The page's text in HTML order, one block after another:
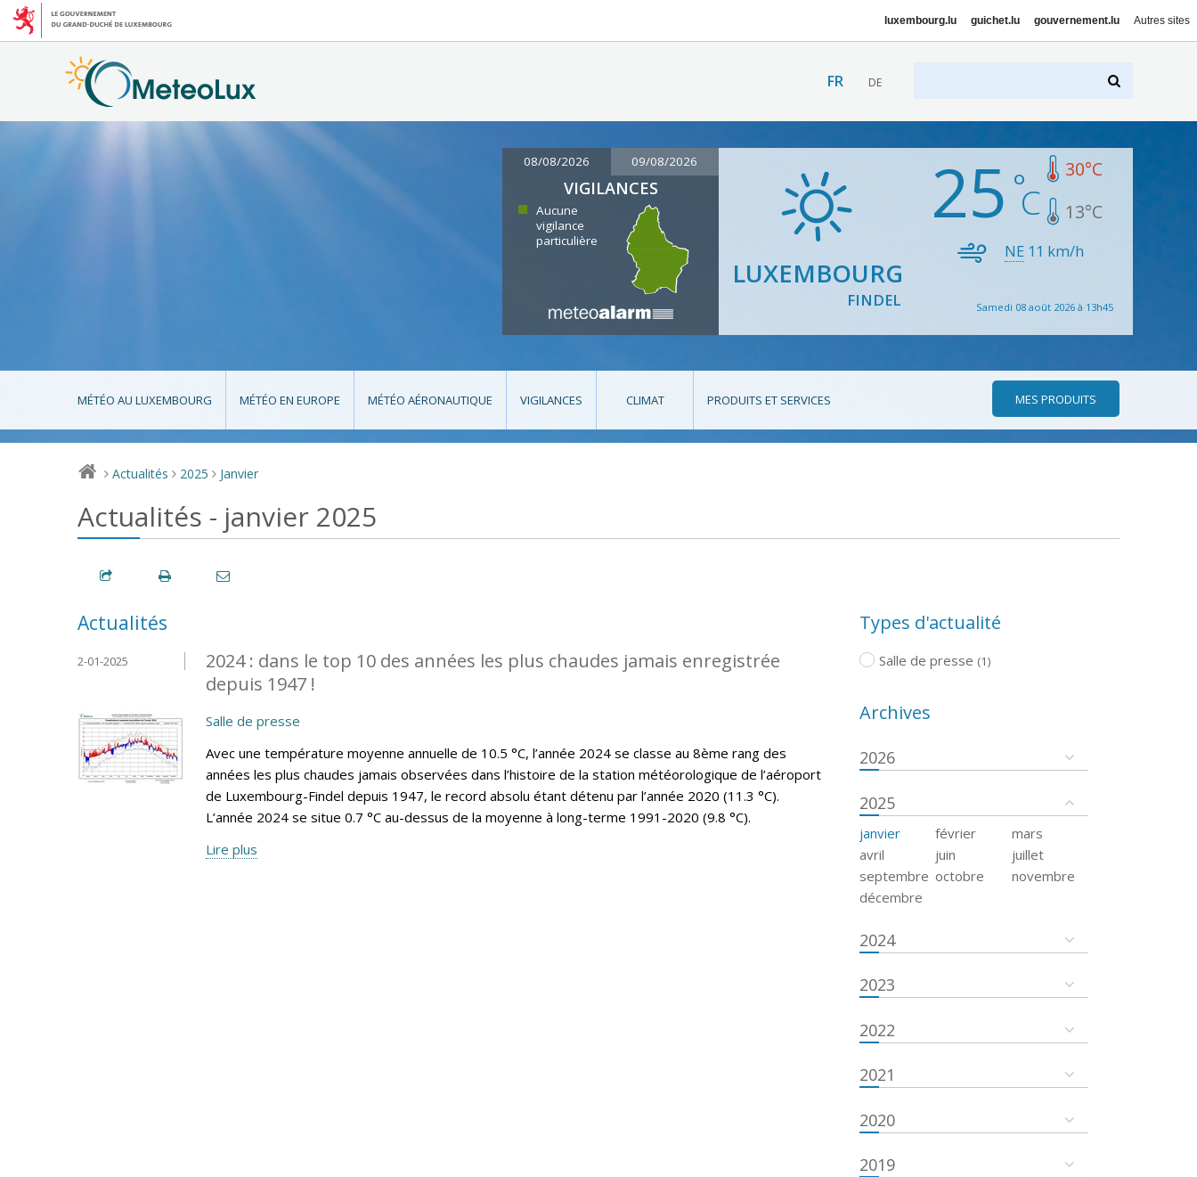
luxembourg.lu guichet.lu gouvernement.lu Autres sites
FR DE
08/08/2026 09/08/2026
VIGILANCES
Aucune
vigilance
particulière
LUXEMBOURG
FINDEL
25 30°C
13°C
NE 11 km/h
Samedi 08 août 2026 à 13h45
MÉTÉO AU LUXEMBOURG MÉTÉO EN EUROPE MÉTÉO AÉRONAUTIQUE VIGILANCES CLIMAT PRODUITS ET SERVICES MES PRODUITS
> Actualités > 2025 > Janvier
Actualités - janvier 2025
Actualités
2024 : dans le top 10 des années les plus chaudes jamais enregistrée
depuis 1947 !
2-01-2025
Salle de presse
Avec une température moyenne annuelle de 10.5 °C, l’année 2024 se classe au 8ème rang des
années les plus chaudes jamais observées dans l’histoire de la station météorologique de l’aéroport
de Luxembourg-Findel depuis 1947, le record absolu étant détenu par l’année 2020 (11.3 °C).
L’année 2024 se situe 0.7 °C au-dessus de la moyenne à long-terme 1991-2020 (9.8 °C).
Lire plus
Types d'actualité
Salle de presse (1)
Archives
2026
2025
janvier février
mars
avril
juin
juillet
septembre octobre
novembre
décembre
2024
2023
2022
2021
2020
2019